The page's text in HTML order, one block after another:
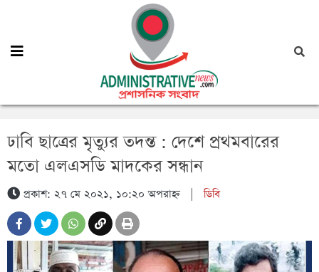
ঢাবি ছাত্রের মৃত্যুর তদন্ত : দেশে প্রথমবারের
মতো এলএসডি মাদকের সন্ধান
প্রকাশ: ২৭ মে ২০২১, ১০:২০ অপরাহ্ন|ডিবি